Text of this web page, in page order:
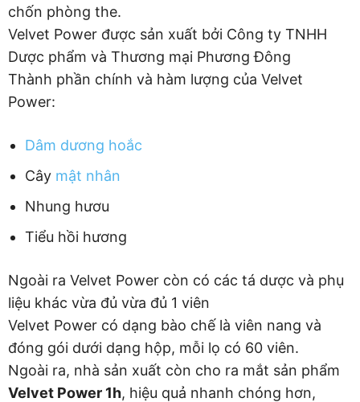
chốn phòng the.
Velvet Power được sản xuất bởi Công ty TNHH
Dược phẩm và Thương mại Phương Đông
Thành phần chính và hàm lượng của Velvet
Power:
Dâm dương hoắc
Cây mật nhân
Nhung hươu
Tiểu hồi hương
Ngoài ra Velvet Power còn có các tá dược và phụ
liệu khác vừa đủ vừa đủ 1 viên
Velvet Power có dạng bào chế là viên nang và
đóng gói dưới dạng hộp, mỗi lọ có 60 viên.
Ngoài ra, nhà sản xuất còn cho ra mắt sản phẩm
Velvet Power 1h, hiệu quả nhanh chóng hơn,